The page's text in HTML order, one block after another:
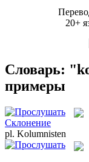
20+
Словарь:
примеры
Склонение
pl. Kolumnisten